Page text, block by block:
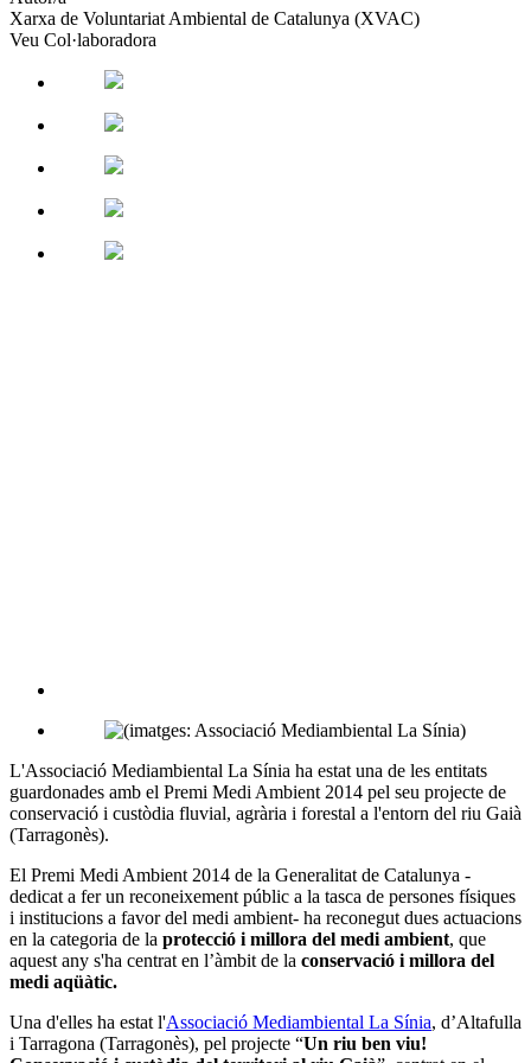
socials
Xarxa de Voluntariat Ambiental de Catalunya (XVAC)
Veu Col·laboradora
L'Associació Mediambiental La Sínia ha estat una de les entitats
guardonades amb el Premi Medi Ambient 2014 pel seu projecte de
conservació i custòdia fluvial, agrària i forestal a l'entorn del riu Gaià
(Tarragonès).
El Premi Medi Ambient 2014 de la Generalitat de Catalunya -
dedicat a fer un reconeixement públic a la tasca de persones físiques
i institucions a favor del medi ambient- ha reconegut dues actuacions
en la categoria de la protecció i millora del medi ambient, que
aquest any s'ha centrat en l’àmbit de la conservació i millora del
medi aqüàtic.
Una d'elles ha estat l'Associació Mediambiental La Sínia, d’Altafulla
i Tarragona (Tarragonès), pel projecte “Un riu ben viu!